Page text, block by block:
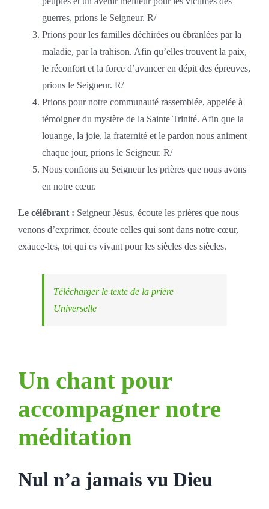
guerres, prions le Seigneur. R/
Prions pour les familles déchirées ou ébranlées par la
maladie, par la trahison. Afin qu’elles trouvent la paix,
le réconfort et la force d’avancer en dépit des épreuves,
prions le Seigneur. R/
Prions pour notre communauté rassemblée, appelée à
témoigner du mystère de la Sainte Trinité. Afin que la
louange, la joie, la fraternité et le pardon nous animent
chaque jour, prions le Seigneur. R/
Nous confions au Seigneur les prières que nous avons
en notre cœur.
Le célébrant : Seigneur Jésus, écoute les prières que nous
venons d’exprimer, écoute celles qui sont dans notre cœur,
exauce-les, toi qui es vivant pour les siècles des siècles.
Télécharger le texte de la prière
Universelle
Un chant pour
accompagner notre
méditation
Nul n’a jamais vu Dieu